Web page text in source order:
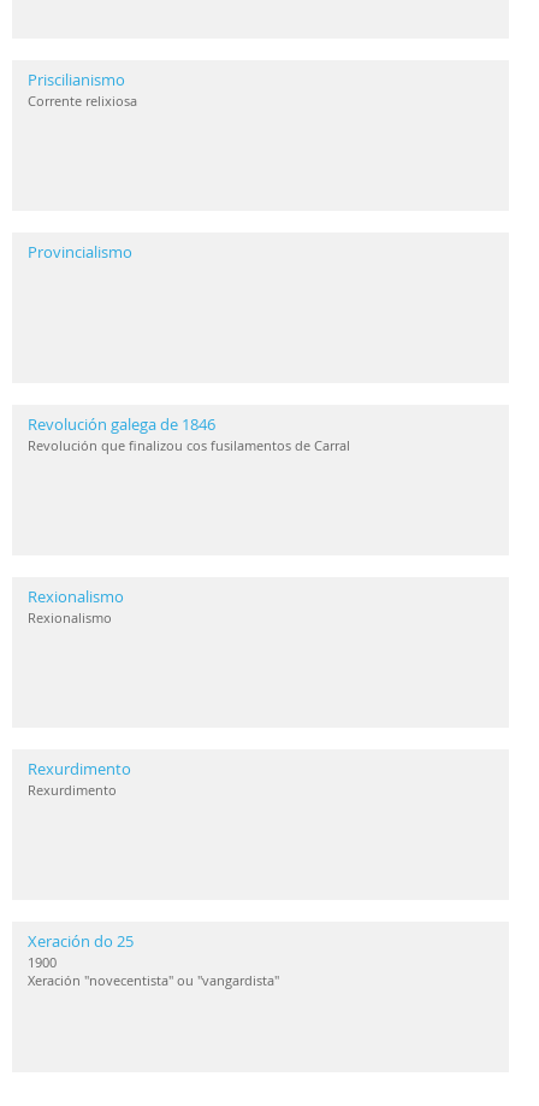
Priscilianismo
Corrente relixiosa
Provincialismo
Revolución galega de 1846
Revolución que finalizou cos fusilamentos de Carral
Rexionalismo
Rexionalismo
Rexurdimento
Rexurdimento
Xeración do 25
1900
Xeración "novecentista" ou "vangardista"